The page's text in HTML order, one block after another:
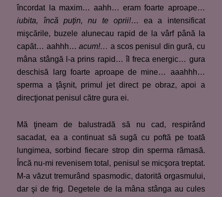
încordat la maxim… aahh… eram foarte aproape…
iubita, încă puţin, nu te oprii!… ea a intensificat
mişcările, buzele alunecau rapid de la vârf până la
capăt… aahhh…acum!… a scos penisul din gură, cu
mâna stângă l-a prins rapid… îl freca energic… gura
deschisă larg foarte aproape de mine… aaahhh…
sperma a ţâşnit, primul jet direct pe obraz, apoi a
direcţionat penisul către gura ei.
Mă ţineam de balustradă să nu cad, respirând
sacadat, ea a continuat să sugă cu poftă pe toată
lungimea, sorbind fiecare strop din sperma rămasă.
Încă nu-mi revenisem total, penisul se micşora treptat.
M-a văzut tremurând spasmodic, datorită orgasmului,
dar şi de frig. Degetele de la mâna stânga au cules